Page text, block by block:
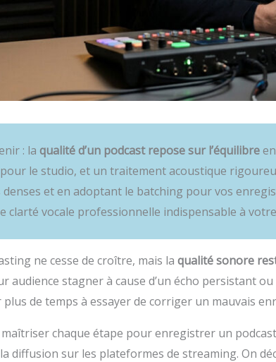
: la qualité d’un podcast repose sur l’équilibre
le studio, et un traitement acoustique
denses et en adoptant le batching pour vos
clarté vocale professionnelle indispensable à
ne cesse de croître, mais la qualité sonore
audience stagner à cause d’un écho persistant
de temps à essayer de corriger un mauvais
maîtriser chaque étape pour enregistrer un
la diffusion sur les plateformes de streaming. On